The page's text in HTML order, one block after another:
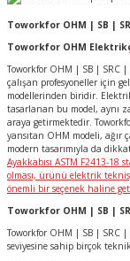
Toworkfor OHM | SB |
Toworkfor OHM
Toworkfor OHM | SB | SRC
çalışan profesyoneller için
modellerinden biridir.
tasarlanan bu model, aynı
araya getirmektedir.
yansıtan OHM modeli, ağır
modern tasarımıyla da
Ayakkabısı ASTM F2413-
olması, ürünü elektrik
önemli bir seçenek haline
Toworkfor OHM | SB |
Toworkfor OHM | SB | SRC
seviyesine sahip birçok